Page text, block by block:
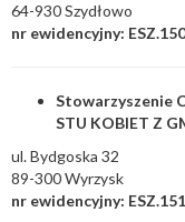
64-930 Szydłowo
nr ewidencyjny: ESZ.150
Stowarzyszenie
STU KOBIET Z
ul. Bydgoska 32
89-300 Wyrzysk
nr ewidencyjny: ESZ.151